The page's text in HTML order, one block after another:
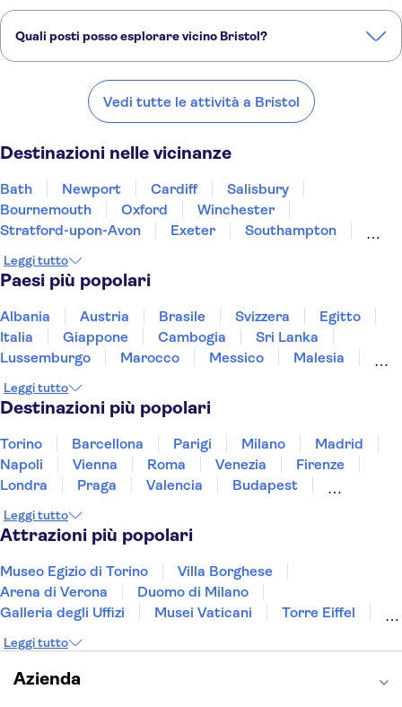
Quali posti posso esplorare vicino Bristol?
Newport Cardiff Salisbury Bournemouth
Vedi tutte le attività a Bristol
Destinazioni nelle vicinanze
Bath Newport Cardiff
Salisbury
Bournemouth
Oxford
Winchester
Stratford-upon-Avon
Exeter
Southampton
Coventry
Leggi tutto
Paesi più popolari
Albania Austria Brasile Svizzera
Egitto
Italia
Giappone Cambogia
Sri Lanka
Lussemburgo
Marocco Messico
Malesia
Tunisia
Turchia Vietnam
Leggi tutto
Destinazioni più popolari
Torino Barcellona Parigi Milano
Madrid
Napoli
Vienna Roma Venezia
Firenze
Londra
Praga Valencia
Budapest
Palermo
Leggi tutto
Attrazioni più popolari
Museo Egizio di Torino
Villa Borghese
Arena di Verona
Duomo di Milano
Galleria degli Uffizi
Musei Vaticani
Torre Eiffel
Reggia di Caserta
Teatro alla Scala
Sagrada Familia
Leggi tutto
Azienda